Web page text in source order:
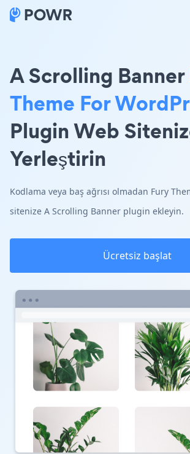
A Scrolling Banner
Theme For
Plugin Web
Yerleştirin
Kodlama veya baş ağrısı olmadan Fury
sitenize A Scrolling Banner plugin ekleyin.
Ücretsiz başlat